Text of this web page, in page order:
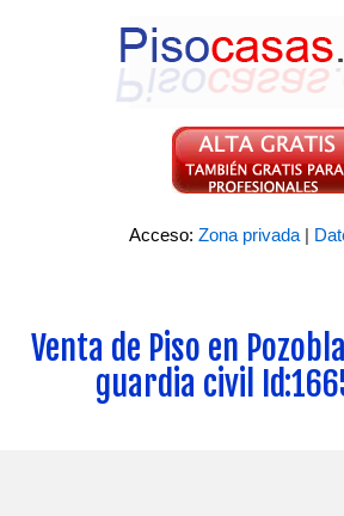
Acceso: Zona privada |
Venta de Piso en
guardia civil